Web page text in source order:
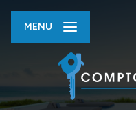
MENU